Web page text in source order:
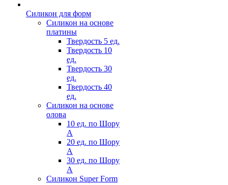
Силикон для форм
Силикон на основе
платины
Твердость 5 ед.
Твердость 10
ед.
Твердость 30
ед.
Твердость 40
ед.
Силикон на основе
олова
10 ед. по Шору
А
20 ед. по Шору
А
30 ед. по Шору
А
Силикон Super Form